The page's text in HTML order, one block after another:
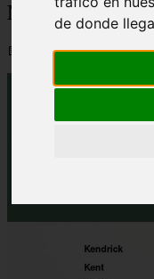
de donde
Nombres con
📅 12/06/2025